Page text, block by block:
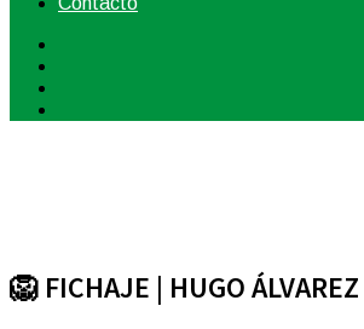
🦁 FICHAJE | HUGO ÁLVAREZ